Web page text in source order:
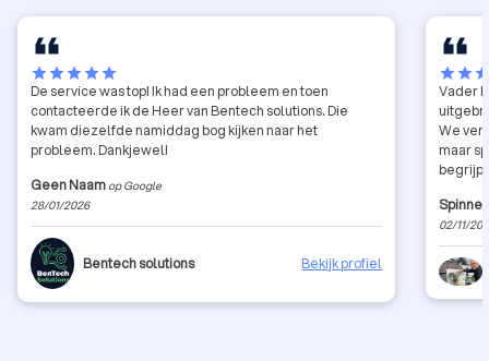
starstarstarstarstar
De service was top! Ik had een probleem en toen
contacteerde ik de Heer van Bentech solutions. Die
kwam diezelfde namiddag bog kijken naar het
probleem. Dankjewel!
Geen Naam op Google
28/01/2026
Bentech solutions Bekijk profiel
starstar
Vader
We
maar
offerte,
lieten
02/11/